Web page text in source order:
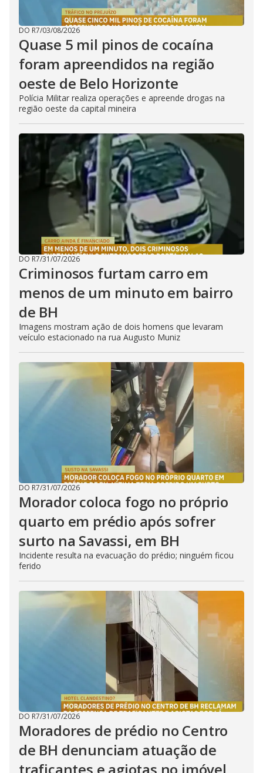
DO R7/03/08/2026
Quase 5 mil pinos de cocaína
foram apreendidos na região
oeste de Belo Horizonte
Polícia Militar realiza operações e apreende drogas na
região oeste da capital mineira
DO R7/31/07/2026
Criminosos furtam carro em
menos de um minuto em bairro
de BH
Imagens mostram ação de dois homens que levaram
veículo estacionado na rua Augusto Muniz
DO R7/31/07/2026
Morador coloca fogo no próprio
quarto em prédio após sofrer
surto na Savassi, em BH
Incidente resulta na evacuação do prédio; ninguém ficou
ferido
DO R7/31/07/2026
Moradores de prédio no Centro
de BH denunciam atuação de